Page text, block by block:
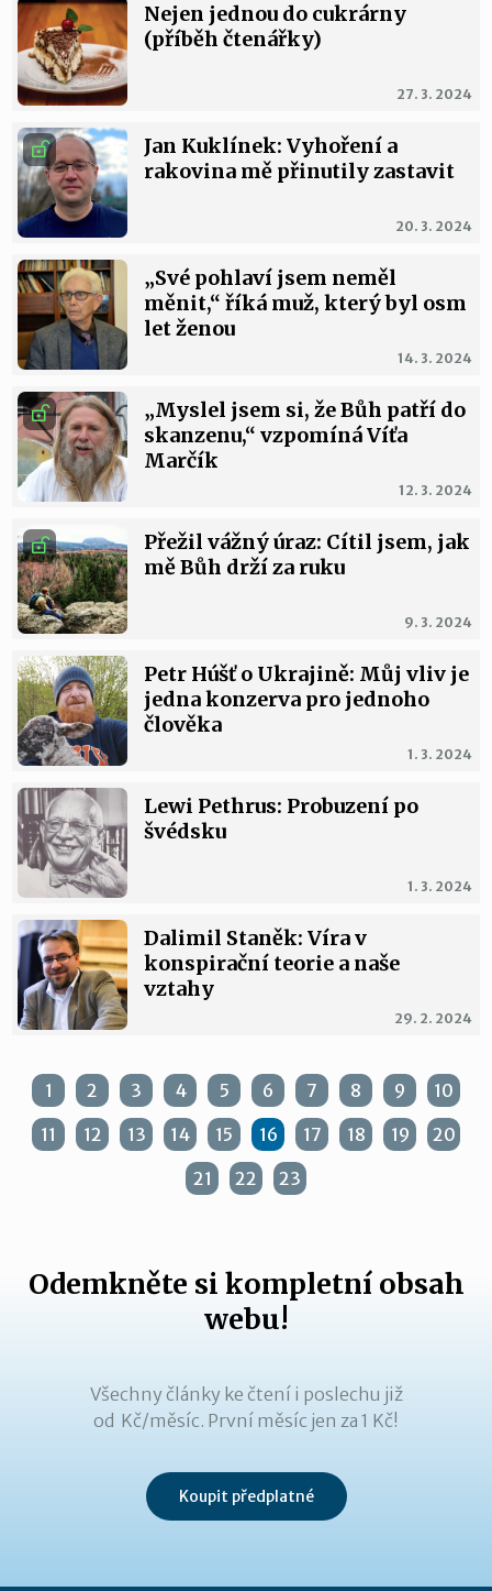
27. 3. 2024
Nejen jednou do cukrárny
(příběh čtenářky)
20. 3. 2024
Jan Kuklínek: Vyhoření a
rakovina mě přinutily zastavit
14. 3. 2024
„Své pohlaví jsem neměl
měnit,“ říká muž, který byl osm
let ženou
12. 3. 2024
„Myslel jsem si, že Bůh patří do
skanzenu,“ vzpomíná Víťa
Marčík
9. 3. 2024
Přežil vážný úraz: Cítil jsem, jak
mě Bůh drží za ruku
1. 3. 2024
Petr Húšť o Ukrajině: Můj vliv je
jedna konzerva pro jednoho
člověka
1. 3. 2024
Lewi Pethrus: Probuzení po
švédsku
29. 2. 2024
Dalimil Staněk: Víra v
konspirační teorie a naše
vztahy
1 2 3 4 5 6 7 8 9
10
11
12 13 14 15 16 17 18 19
20
21
22 23
Odemkněte si kompletní obsah
webu!
Všechny články ke čtení i poslechu již
od Kč/měsíc. První měsíc jen za 1 Kč!
Koupit předplatné